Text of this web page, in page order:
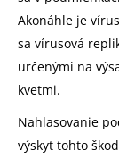
Akonáhle je
sa vírusová
určenými na
kvetmi.
Nahlasovanie
výskyt tohto